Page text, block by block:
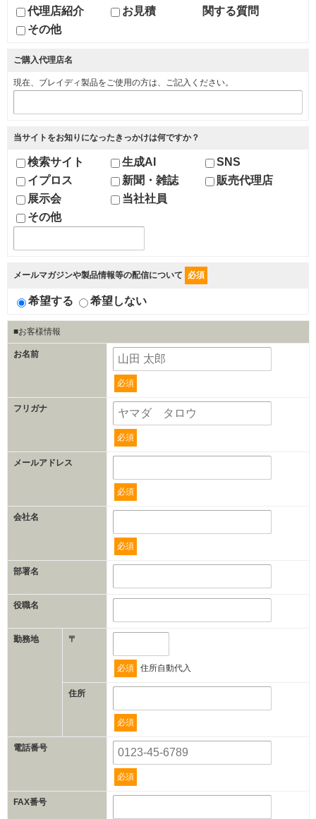
代理店紹介 お見積
関する質問
その他
ご購入代理店名
現在、ブレイディ製品をご使用の方は、ご記入ください。
当サイトをお知りになったきっかけは何ですか？
検索サイト 生成AI
SNS
イプロス
新聞・雑誌
販売代理店
展示会
当社社員
その他
メールマガジンや製品情報等の配信について 必須
希望する 希望しない
■お客様情報
お名前
必須
フリガナ
必須
メールアドレス
必須
会社名
必須
部署名
役職名
勤務地 〒
必須 住所自動代入
住所
必須
電話番号
必須
FAX番号